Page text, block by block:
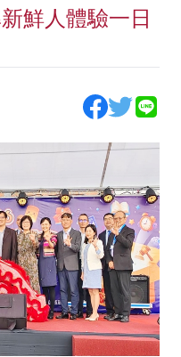
鮮人體驗一日